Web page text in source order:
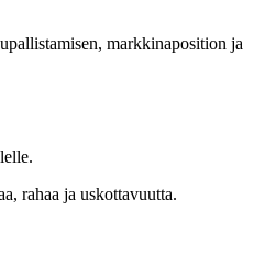
markkinaposition ja
rahaa ja uskottavuutta.